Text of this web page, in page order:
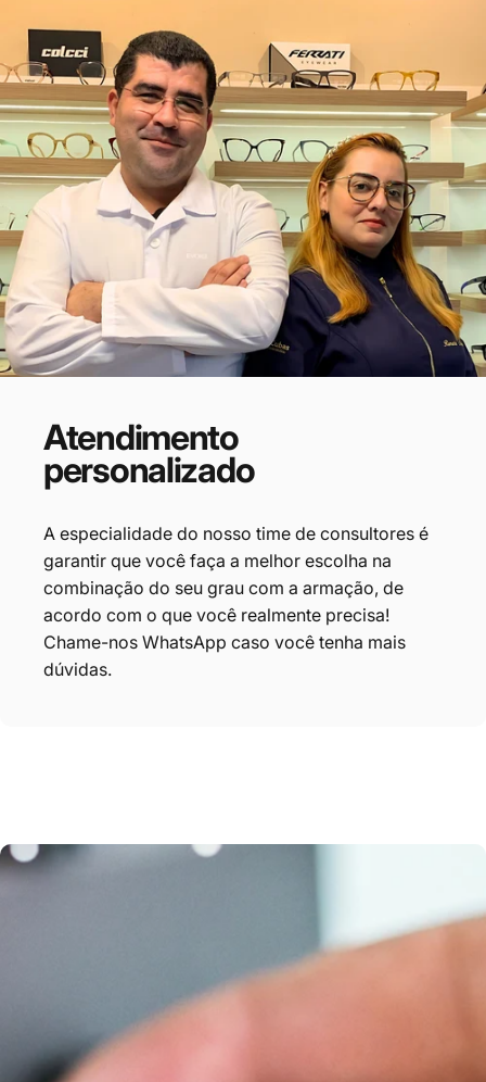
Atendimento
personalizado
A especialidade do nosso time de consultores é
garantir que você faça a melhor escolha na
combinação do seu grau com a armação, de
acordo com o que você realmente precisa!
Chame-nos WhatsApp caso você tenha mais
dúvidas.